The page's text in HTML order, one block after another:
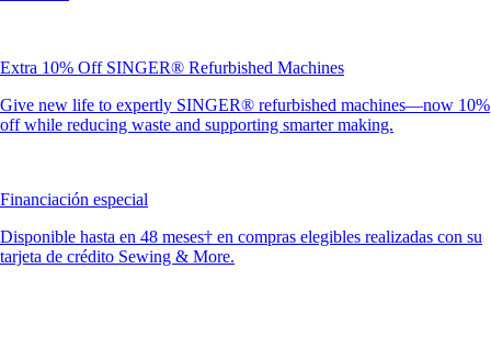
Extra 10% Off SINGER® Refurbished Machines
Give new life to expertly SINGER® refurbished machines—now 10%
off while reducing waste and supporting smarter making.
Financiación especial
Disponible hasta en 48 meses† en compras elegibles realizadas con su
tarjeta de crédito Sewing & More.